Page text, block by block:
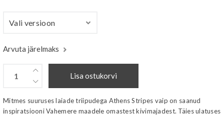
Arvuta järelmaks
Lisa ostukorvi
Mitmes suuruses laiade triipudega Athens Stripes vaip on saanud
inspiratsiooni Vahemere maadele omastest kivimajadest. Täies ulatuses